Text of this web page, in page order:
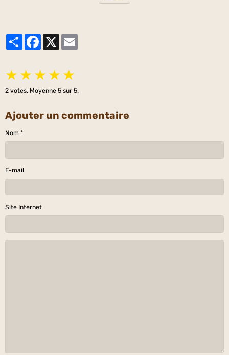
PartagerFacebook
★ ★ ★ ★ ★
2 votes. Moyenne 5 sur 5.
Ajouter un commentaire
Nom
E-mail
Site Internet